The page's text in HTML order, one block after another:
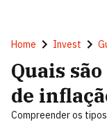
Home Invest
Quais
de
Compreender os